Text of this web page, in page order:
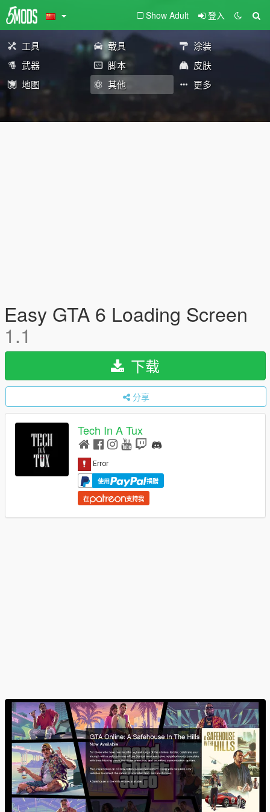
Show Adult 登入
工具 载具
涂装
武器
脚本
皮肤
地图
其他 更多
Easy GTA 6 Loading Screen
1.1
下载
分享
Tech In A Tux
使用 捐赠
在 支持我